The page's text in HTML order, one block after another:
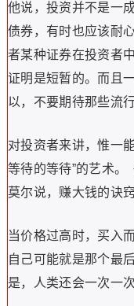
他说，投资并不是一
债券，有时也应该耐
者某种证券在投资者
证明是短暂的。而且
以，不要期待那些流
对投资者来讲，惟一
等待的等待”的艺术。
莫尔说，赚大钱的诀
当价格过高时，买入
自己可能就是那个最
是，人类还会一次一